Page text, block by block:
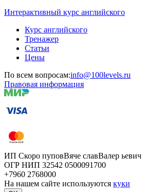
Интерактивный курс английского
Курс английского
Тренажер
Статьи
Цены
По всем вопросам:info@100levels.ru
Правовая информация
ИП Скоро пуповВяче славВалер ьевич
ОГР НИП 32542 0500091700
+7960 2768000
На нашем сайте используются куки